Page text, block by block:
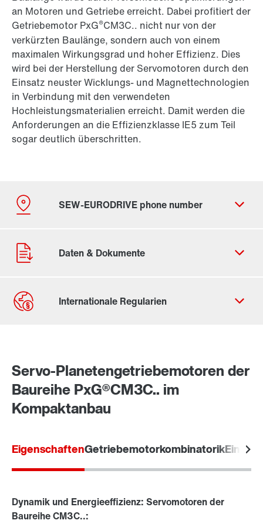
an Motoren und Getriebe erreicht. Dabei profitiert der
Getriebemotor PxG®CM3C.. nicht nur von der
verkürzten Baulänge, sondern auch von einem
maximalen Wirkungsgrad und hoher Effizienz. Dies
wird bei der Herstellung der Servomotoren durch den
Einsatz neuster Wicklungs- und Magnettechnologien
in Verbindung mit den verwendeten
Hochleistungsmaterialien erreicht. Damit werden die
Anforderungen an die Effizienzklasse IE5 zum Teil
sogar deutlich überschritten.
Contact form
Location/Romania
Durch Aktivierung der PLZ-Suche werden von Google
Servo-Planetengetriebemotoren der
Baureihe PxG®CM3C.. im
Kompaktanbau
EigenschaftenGetriebemotorkombinatorik
Dynamik und Energieeffizienz: Servomotoren der
Baureihe CM3C..: